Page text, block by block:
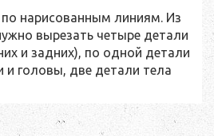
нарисованным линиям. Из
вырезать четыре детали
и задних), по одной детали
головы, две детали тела